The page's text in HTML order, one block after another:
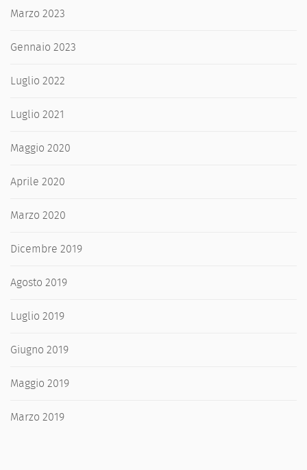
Marzo 2023
Gennaio 2023
Luglio 2022
Luglio 2021
Maggio 2020
Aprile 2020
Marzo 2020
Dicembre 2019
Agosto 2019
Luglio 2019
Giugno 2019
Maggio 2019
Marzo 2019